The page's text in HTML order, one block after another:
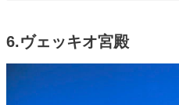
6.ヴェッキオ宮殿